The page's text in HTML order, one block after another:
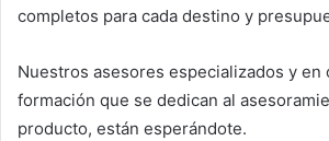
completos para cada destino y
Nuestros asesores especializados y en
formación que se dedican al
producto, están esperándote.